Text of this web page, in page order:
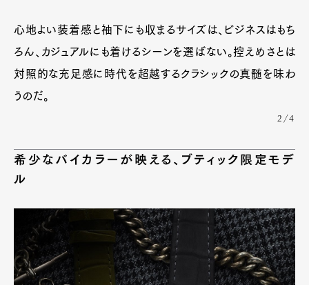
Pen international Pen tw
心地よい装着感と袖下にも収まるサイズは、ビジネスはもち
ろん、カジュアルにも着けるシーンを選ばない。控えめさとは
対照的な充足感に時代を超越するクラシックの真髄を味わ
うのだ。
2/4
希少なバイカラーが映える、ブティック限定モデ
ル